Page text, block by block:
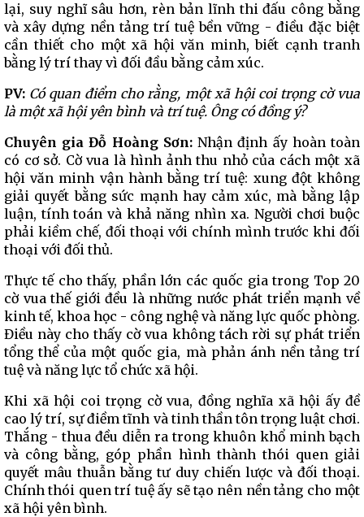
lại, suy nghĩ sâu hơn, rèn bản lĩnh thi đấu công bằng
và xây dựng nền tảng trí tuệ bền vững - điều đặc biệt
cần thiết cho một xã hội văn minh, biết cạnh tranh
bằng lý trí thay vì đối đầu bằng cảm xúc.
PV: Có quan điểm cho rằng, một xã hội coi trọng cờ vua
là một xã hội yên bình và trí tuệ. Ông có đồng ý?
Chuyên gia Đỗ Hoàng Sơn:Nhận định ấy hoàn toàn
có cơ sở. Cờ vua là hình ảnh thu nhỏ của cách một xã
hội văn minh vận hành bằng trí tuệ: xung đột không
giải quyết bằng sức mạnh hay cảm xúc, mà bằng lập
luận, tính toán và khả năng nhìn xa. Người chơi buộc
phải kiềm chế, đối thoại với chính mình trước khi đối
thoại với đối thủ.
Thực tế cho thấy, phần lớn các quốc gia trong Top 20
cờ vua thế giới đều là những nước phát triển mạnh về
kinh tế, khoa học - công nghệ và năng lực quốc phòng.
Điều này cho thấy cờ vua không tách rời sự phát triển
tổng thể của một quốc gia, mà phản ánh nền tảng trí
tuệ và năng lực tổ chức xã hội.
Khi xã hội coi trọng cờ vua, đồng nghĩa xã hội ấy đề
cao lý trí, sự điềm tĩnh và tinh thần tôn trọng luật chơi.
Thắng - thua đều diễn ra trong khuôn khổ minh bạch
và công bằng, góp phần hình thành thói quen giải
quyết mâu thuẫn bằng tư duy chiến lược và đối thoại.
Chính thói quen trí tuệ ấy sẽ tạo nên nền tảng cho một
xã hội yên bình.